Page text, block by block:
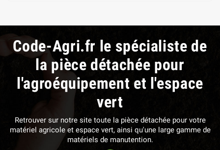
Code-Agri.fr le spécialiste de
la pièce détachée pour
l'agroéquipement et l'espace
vert
Retrouver sur notre site toute la pièce détachée pour votre
matériel agricole et espace vert, ainsi qu'une large gamme de
matériels de manutention.